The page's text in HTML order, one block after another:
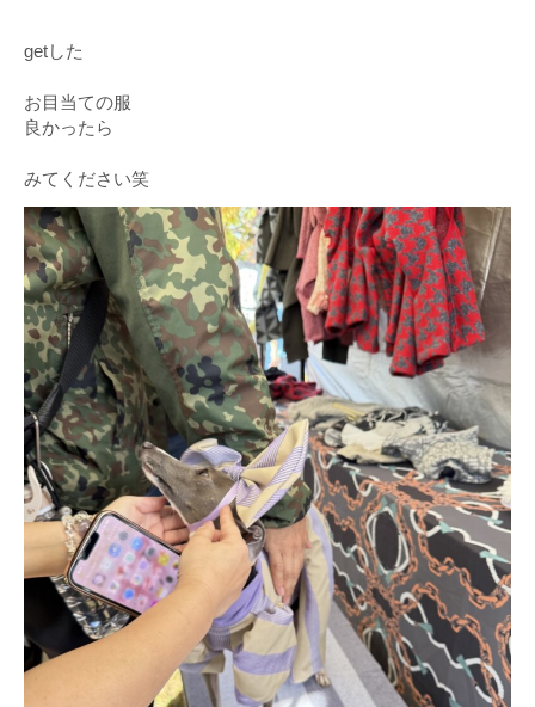
getした
お目当ての服
良かったら
みてください笑